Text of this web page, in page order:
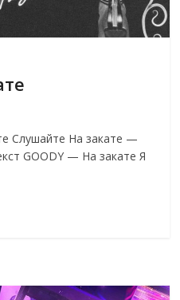
Слушайте На закате —
GOODY — На закате Я